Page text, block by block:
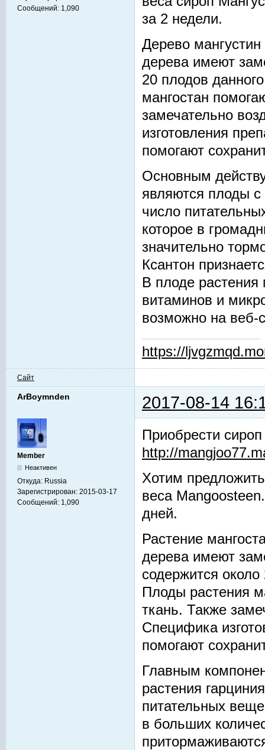
Сообщений: 1,090
за 2 недели.
Дерево
дерева имеют
20 плодов
мангостан
замечательно
изготовления
помогают
Основным
являются плоды с
число
которое в
значительно
Ксантон
В плоде растения
витаминов и
возможно на веб-
https://
Сайт
ArBoymnden 2017-08-14
Member
Неактивен
Откуда: Russia
Зарегистрирован: 2015-03-17
Сообщений: 1,090
Приобрести
http://
Хотим
веса
дней.
Растение
дерева имеют
содержится около
Плоды растения
ткань. Также
Специфика
помогают
Главным
растения
питательных
в больших